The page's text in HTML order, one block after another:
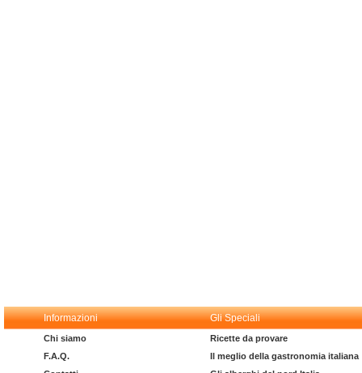
Informazioni Gli Speciali
Chi siamo
F.A.Q.
Ricette da provare
Il meglio della gastronomia italiana